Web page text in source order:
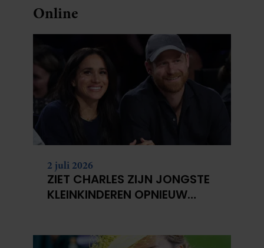
Online
2 juli 2026
ZIET CHARLES ZIJN JONGSTE
KLEINKINDEREN OPNIEUW